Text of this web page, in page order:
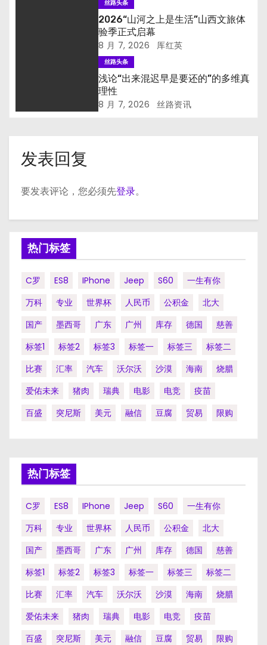
丝路头条
2026“山河之上是生活”山西文旅体
验季正式启幕
8 月 7, 2026 厍红英
丝路头条
浅论“出来混迟早是要还的”的多维真
理性
8 月 7, 2026 丝路资讯
发表回复
要发表评论，您必须先登录。
热门标签
C罗 ES8 IPhone Jeep S60
一生有你
万科
专业 世界杯 人民币 公积金
北大
国产
墨西哥 广东 广州 库存 德国
慈善
标签1
标签2 标签3 标签一 标签三
标签二
比赛
汇率 汽车 沃尔沃 沙漠 海南
烧腊
爱佑未来
猪肉 瑞典 电影 电竞
疫苗
百盛
突尼斯 美元 融信 豆腐 贸易 限购
热门标签
C罗 ES8 IPhone Jeep S60
一生有你
万科
专业 世界杯 人民币 公积金
北大
国产
墨西哥 广东 广州 库存 德国
慈善
标签1
标签2 标签3 标签一 标签三
标签二
比赛
汇率 汽车 沃尔沃 沙漠 海南
烧腊
爱佑未来
猪肉 瑞典 电影 电竞
疫苗
百盛
突尼斯 美元 融信 豆腐 贸易 限购